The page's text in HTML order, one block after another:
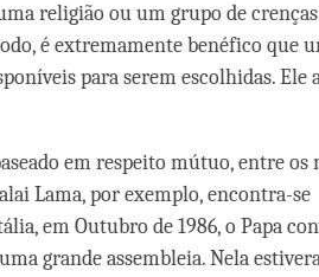
religião ou um grupo de
é extremamente benéfico que
para serem escolhidas. Ele
em respeito mútuo, entre os
Lama, por exemplo, encontra-se
em Outubro de 1986, o Papa
grande assembleia. Nela